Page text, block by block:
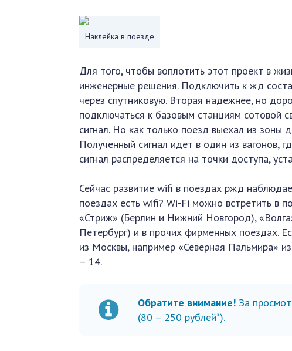
Наклейка в поезде
Для того, чтобы воплотить этот проект в
инженерные решения. Подключить к жд
через спутниковую. Вторая надежнее, но
подключаться к базовым станциям сотовой
сигнал. Но как только поезд выехал из зоны
Полученный сигнал идет в один из вагонов,
сигнал распределяется на точки доступа,
Сейчас развитие wifi в поездах ржд
поездах есть wifi? Wi-Fi можно встретить в
«Стриж» (Берлин и Нижний Новгород),
Петербург) и в прочих фирменных поездах.
из Москвы, например «Северная Пальмира»
– 14.
Обратите внимание! За
(80 – 250 рублей*).